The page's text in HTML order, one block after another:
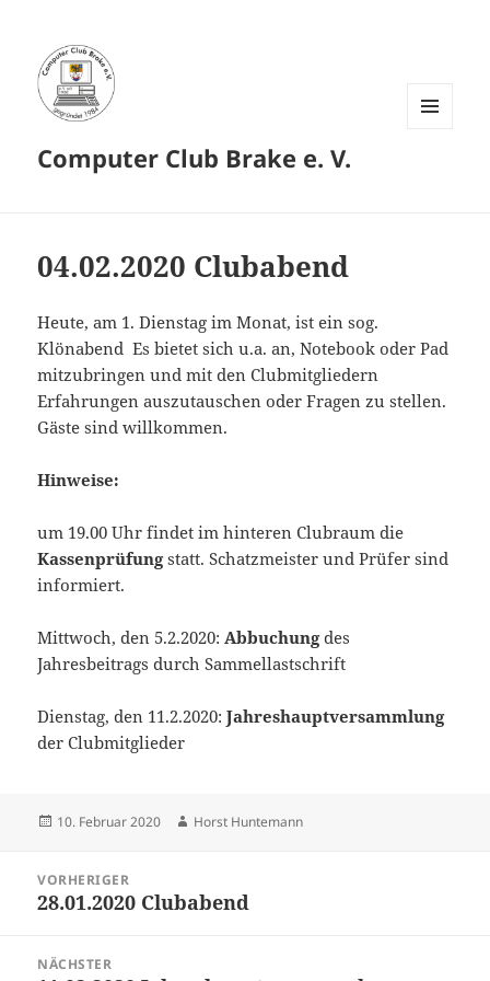
Computer Club Brake e. V.
04.02.2020 Clubabend
Heute, am 1. Dienstag im Monat, ist ein sog.
Klönabend Es bietet sich u.a. an, Notebook oder Pad
mitzubringen und mit den Clubmitgliedern
Erfahrungen auszutauschen oder Fragen zu stellen.
Gäste sind willkommen.
Hinweise:
um 19.00 Uhr findet im hinteren Clubraum die
Kassenprüfungstatt. Schatzmeister und Prüfer sind
informiert.
Mittwoch, den 5.2.2020:Abbuchungdes
Jahresbeitrags durch Sammellastschrift
Dienstag, den 11.2.2020:Jahreshauptversammlung
der Clubmitglieder
Veröffentlicht
10. Februar 2020 Autor
Horst Huntemann
VORHERIGER
Vorheriger
28.01.2020 Clubabend
NÄCHSTER